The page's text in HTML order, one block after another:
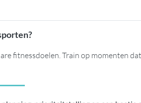
fitnessdoelen. Train op momenten